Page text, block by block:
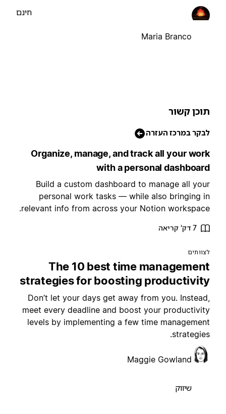
Maria Branco
קשור
במרכז העזרה
Organize, manage, and track all your
with a personal
Build a custom dashboard to manage all
personal work tasks — while also bringing
relevant info from across your Notion
The 10 best time
strategies for boosting
Don’t let your days get away from you.
meet every deadline and boost your
levels by implementing a few time
Maggie Gowland